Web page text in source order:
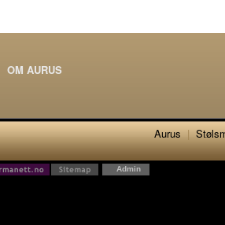
OM AURUS
Aurus|
Admin